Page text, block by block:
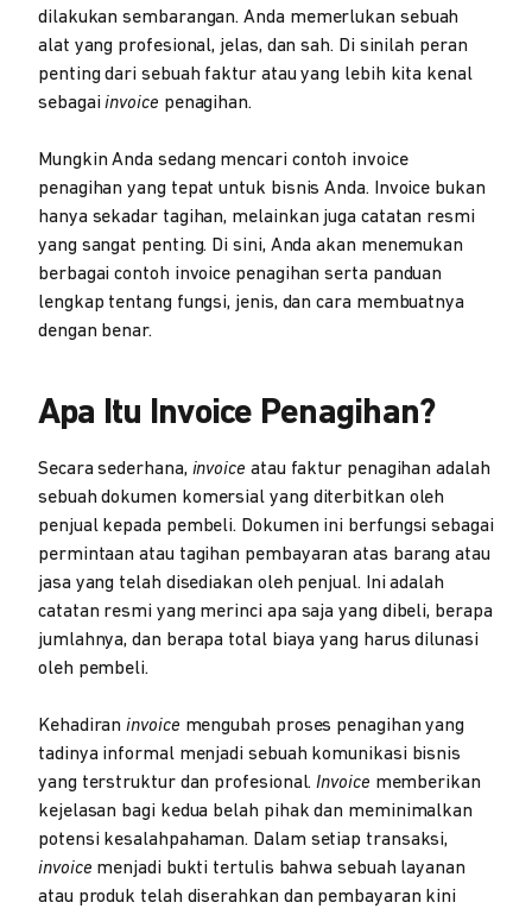
dilakukan sembarangan. Anda memerlukan sebuah
alat yang profesional, jelas, dan sah. Di sinilah peran
penting dari sebuah faktur atau yang lebih kita kenal
sebagaiinvoice penagihan.
Mungkin Anda sedang mencari contoh invoice
penagihan yang tepat untuk bisnis Anda. Invoice bukan
hanya sekadar tagihan, melainkan juga catatan resmi
yang sangat penting. Di sini, Anda akan menemukan
berbagai contoh invoice penagihan serta panduan
lengkap tentang fungsi, jenis, dan cara membuatnya
dengan benar.
Apa Itu Invoice Penagihan?
Secara sederhana, invoice atau faktur penagihan adalah
sebuah dokumen komersial yang diterbitkan oleh
penjual kepada pembeli. Dokumen ini berfungsi sebagai
permintaan atau tagihan pembayaran atas barang atau
jasa yang telah disediakan oleh penjual. Ini adalah
catatan resmi yang merinci apa saja yang dibeli, berapa
jumlahnya, dan berapa total biaya yang harus dilunasi
oleh pembeli.
Kehadiraninvoice mengubah proses penagihan yang
tadinya informal menjadi sebuah komunikasi bisnis
yang terstruktur dan profesional.Invoice memberikan
kejelasan bagi kedua belah pihak dan meminimalkan
potensi kesalahpahaman. Dalam setiap transaksi,
invoice menjadi bukti tertulis bahwa sebuah layanan
atau produk telah diserahkan dan pembayaran kini